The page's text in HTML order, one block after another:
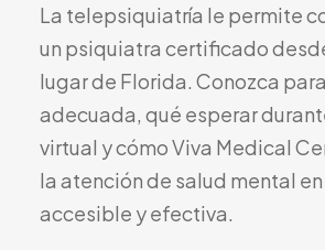
Terapia IV
Pérdida de Peso
Terapia con Péptidos
Inyecciones Articulares
Escleroterapia
Neurología
La telepsiquiatría le permite
un psiquiatra certificado
lugarde Florida. Conozca para
adecuada, qué esperar
virtual ycómoViva Medical
la atenciónde salud mental en
accesible yefectiva.